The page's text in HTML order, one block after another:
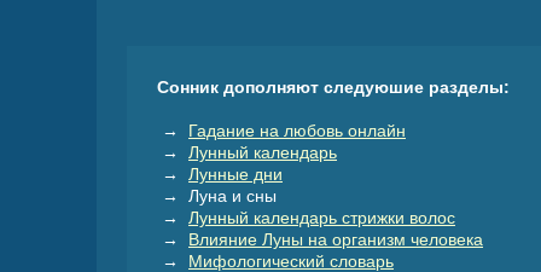
Сонник дополняют следуюшие разделы:
→ Гадание на любовь онлайн
→ Лунный календарь
→ Лунные дни
→ Луна и сны
→ Лунный календарь стрижки волос
→ Влияние Луны на организм человека
→ Мифологический словарь